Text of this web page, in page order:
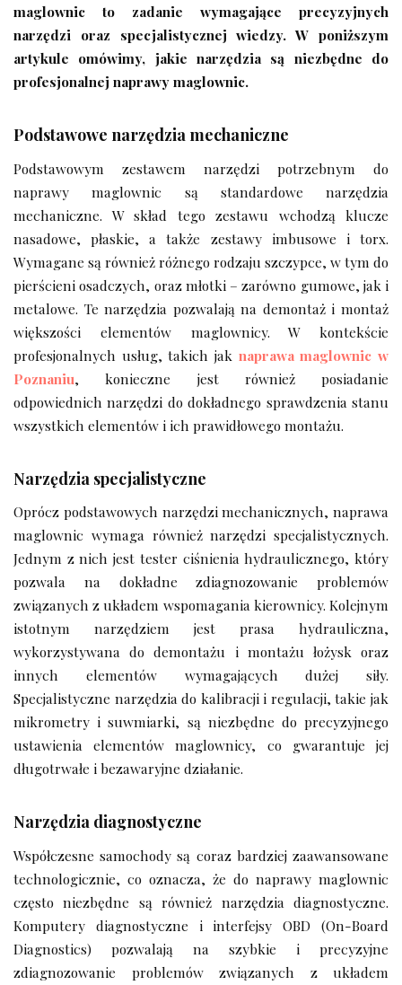
maglownic to zadanie wymagające precyzyjnych
narzędzi oraz specjalistycznej wiedzy. W poniższym
artykule omówimy, jakie narzędzia są niezbędne do
profesjonalnej naprawy maglownic.
Podstawowe narzędzia mechaniczne
Podstawowym zestawem narzędzi potrzebnym do
naprawy maglownic są standardowe narzędzia
mechaniczne. W skład tego zestawu wchodzą klucze
nasadowe, płaskie, a także zestawy imbusowe i torx.
Wymagane są również różnego rodzaju szczypce, w tym do
pierścieni osadczych, oraz młotki – zarówno gumowe, jak i
metalowe. Te narzędzia pozwalają na demontaż i montaż
większości elementów maglownicy. W kontekście
profesjonalnych usług, takich jak naprawa maglownic w
Poznaniu, konieczne jest również posiadanie
odpowiednich narzędzi do dokładnego sprawdzenia stanu
wszystkich elementów i ich prawidłowego montażu.
Narzędzia specjalistyczne
Oprócz podstawowych narzędzi mechanicznych, naprawa
maglownic wymaga również narzędzi specjalistycznych.
Jednym z nich jest tester ciśnienia hydraulicznego, który
pozwala na dokładne zdiagnozowanie problemów
związanych z układem wspomagania kierownicy. Kolejnym
istotnym narzędziem jest prasa hydrauliczna,
wykorzystywana do demontażu i montażu łożysk oraz
innych elementów wymagających dużej siły.
Specjalistyczne narzędzia do kalibracji i regulacji, takie jak
mikrometry i suwmiarki, są niezbędne do precyzyjnego
ustawienia elementów maglownicy, co gwarantuje jej
długotrwałe i bezawaryjne działanie.
Narzędzia diagnostyczne
Współczesne samochody są coraz bardziej zaawansowane
technologicznie, co oznacza, że do naprawy maglownic
często niezbędne są również narzędzia diagnostyczne.
Komputery diagnostyczne i interfejsy OBD (On-Board
Diagnostics) pozwalają na szybkie i precyzyjne
zdiagnozowanie problemów związanych z układem